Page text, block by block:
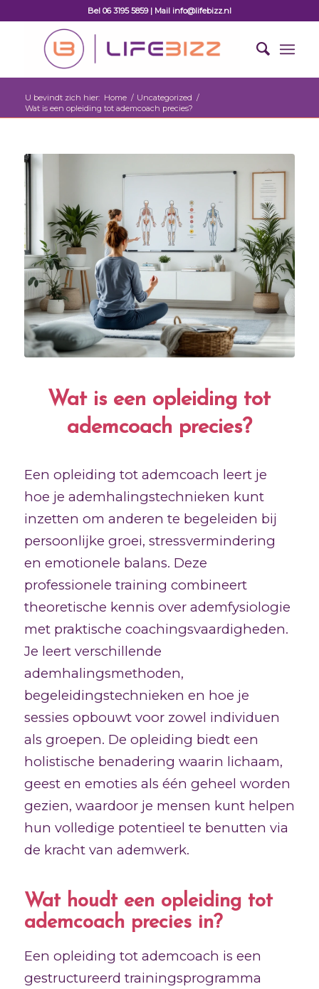
Bel 06 3195 5859 | Mail info@lifebizz.nl
U bevindt zich hier: Home / Uncategorized /
Wat is een opleiding tot ademcoach precies?
Wat is een opleiding tot
ademcoach precies?
Een opleiding tot ademcoach leert je
hoe je ademhalingstechnieken kunt
inzetten om anderen te begeleiden bij
persoonlijke groei, stressvermindering
en emotionele balans. Deze
professionele training combineert
theoretische kennis over ademfysiologie
met praktische coachingsvaardigheden.
Je leert verschillende
ademhalingsmethoden,
begeleidingstechnieken en hoe je
sessies opbouwt voor zowel individuen
als groepen. De opleiding biedt een
holistische benadering waarin lichaam,
geest en emoties als één geheel worden
gezien, waardoor je mensen kunt helpen
hun volledige potentieel te benutten via
de kracht van ademwerk.
Wat houdt een opleiding tot
ademcoach precies in?
Een opleiding tot ademcoach is een
gestructureerd trainingsprogramma